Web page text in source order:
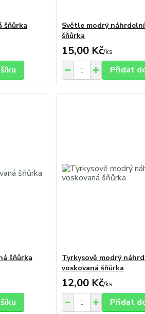
šňůrka
Světle modrý
šňůrka
15,00 Kč/ks
Přidat
šňůrka
Tyrkysově modrý
voskovaná šňůrka
12,00 Kč/ks
Přidat